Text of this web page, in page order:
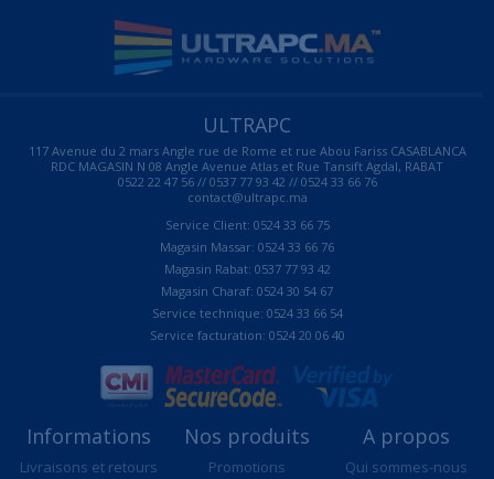
ULTRAPC
117 Avenue du 2 mars Angle rue de Rome et rue Abou Fariss CASABLANCA
RDC MAGASIN N 08 Angle Avenue Atlas et Rue Tansift Agdal, RABAT
0522 22 47 56 // 0537 77 93 42 // 0524 33 66 76
contact@ultrapc.ma
Service Client: 0524 33 66 75
Magasin Massar: 0524 33 66 76
Magasin Rabat: 0537 77 93 42
Magasin Charaf: 0524 30 54 67
Service technique: 0524 33 66 54
Service facturation: 0524 20 06 40
Informations
Livraisons et retours
Nos produits
Promotions
A propos
Qui sommes-nous